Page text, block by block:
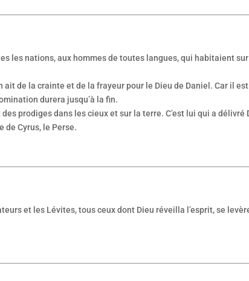
les nations, aux hommes de toutes langues, qui habitaient
ait de la crainte et de la frayeur pour le Dieu de Daniel. Car il
durera jusqu’à la fin.
prodiges dans les cieux et sur la terre. C’est lui qui a
de Cyrus, le Perse.
et les Lévites, tous ceux dont Dieu réveilla l’esprit, se